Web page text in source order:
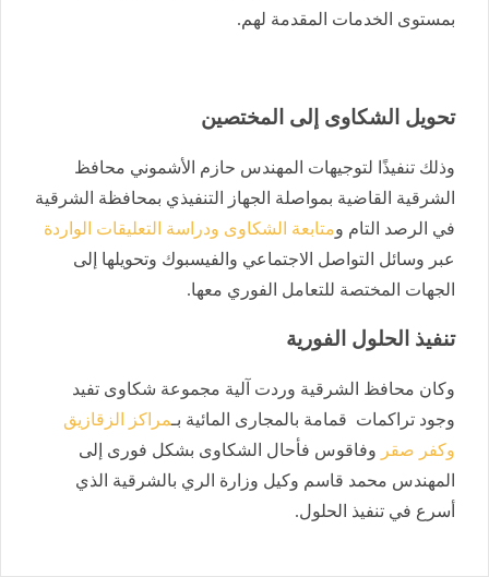
بمستوى الخدمات المقدمة لهم.
تحويل الشكاوى إلى المختصين
وذلك تنفيذًا لتوجيهات المهندس حازم الأشموني محافظ
الشرقية القاضية بمواصلة الجهاز التنفيذي بمحافظة الشرقية
في الرصد التام ومتابعة الشكاوى ودراسة التعليقات الواردة
عبر وسائل التواصل الاجتماعي والفيسبوك وتحويلها إلى
الجهات المختصة للتعامل الفوري معها.
تنفيذ الحلول الفورية
وكان محافظ الشرقية وردت آلية مجموعة شكاوى تفيد
وجود تراكمات قمامة بالمجارى المائية بـمراكز الزقازيق
وكفر صقر وفاقوس فأحال الشكاوى بشكل فورى إلى
المهندس محمد قاسم وكيل وزارة الري بالشرقية الذي
أسرع في تنفيذ الحلول.